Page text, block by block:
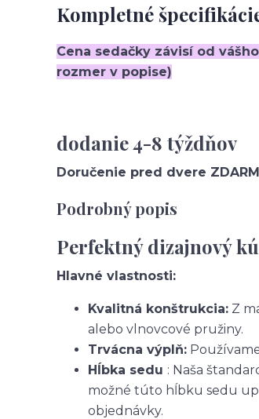
Kompletné
Cena sedačky závisí od
rozmer v popise)
dodanie 4-8 týždňov
Doručenie pred dvere
Podrobný popis
Perfektný dizajnový
Hlavné vlastnosti:
Kvalitná konštrukcia: Z
alebo vlnovcové pružiny.
Trvácna výplň:
Hĺbka sedu : Naša
možné túto hĺbku sedu
objednávky.